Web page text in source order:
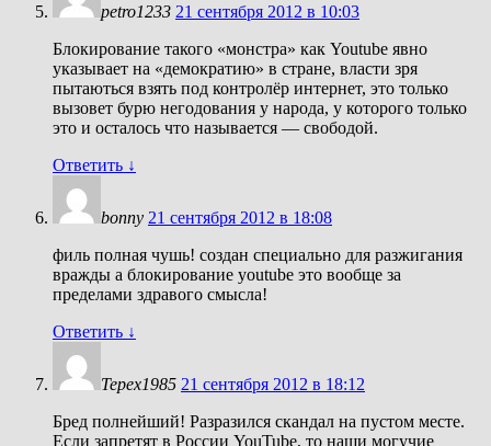
petro1233 21 сентября 2012 в 10:03
Блокирование такого «монстра» как Youtube явно
указывает на «демократию» в стране, власти зря
пытаються взять под контролёр интернет, это только
вызовет бурю негодования у народа, у которого только
это и осталось что называется — свободой.
Ответить ↓
bonny 21 сентября 2012 в 18:08
филь полная чушь! создан специально для разжигания
вражды а блокирование youtube это вообще за
пределами здравого смысла!
Ответить ↓
Tepex1985 21 сентября 2012 в 18:12
Бред полнейший! Разразился скандал на пустом месте.
Если запретят в России YouTube, то наши могучие